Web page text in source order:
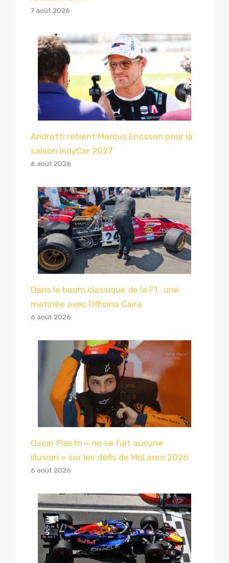
7 août 2026
Andretti retient Marcus Ericsson pour la
saison IndyCar 2027
6 août 2026
Dans le boom classique de la F1 : une
matinée avec Officina Caira
6 août 2026
Oscar Piastri « ne se fait aucune
illusion » sur les défis de McLaren 2026
6 août 2026